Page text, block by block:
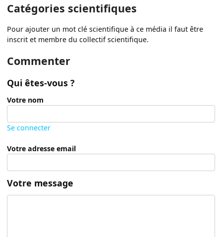
Catégories scientifiques
Pour ajouter un mot clé scientifique à ce média il faut être
inscrit et membre du collectif scientifique.
Commenter
Qui êtes-vous ?
Votre nom
Se connecter
Votre adresse email
Votre message